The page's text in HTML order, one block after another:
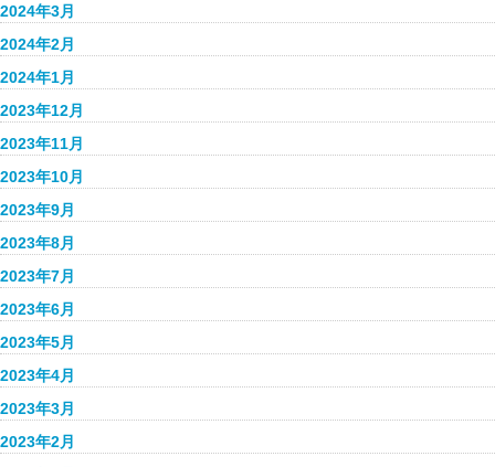
2024年3月
2024年2月
2024年1月
2023年12月
2023年11月
2023年10月
2023年9月
2023年8月
2023年7月
2023年6月
2023年5月
2023年4月
2023年3月
2023年2月